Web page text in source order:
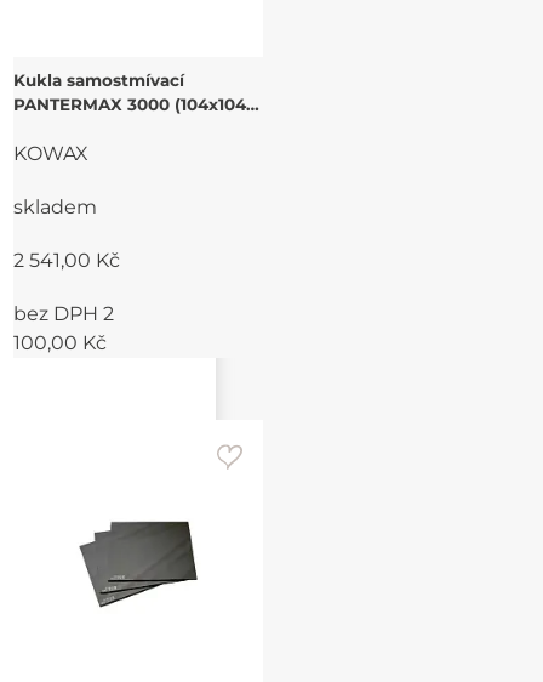
Kukla samostmívací
PANTERMAX 3000 (104x104)
KOWAX
skladem
2 541,00 Kč
bez DPH 2
100,00 Kč